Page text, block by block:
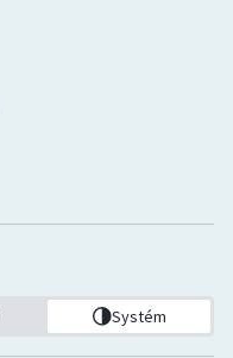
Systém